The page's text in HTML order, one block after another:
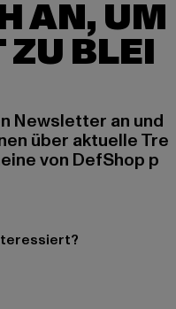
AN, UM
BLEI
Newsletter an und
über aktuelle Tre
von DefShop p